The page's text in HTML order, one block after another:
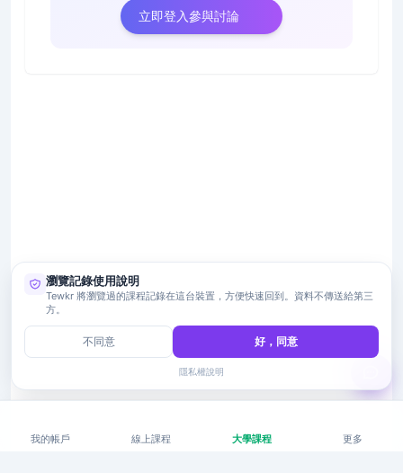
立即登入參與討論
我的帳戶 線上課程 大學課程 更多
瀏覽記錄使用說明
Tewkr 將瀏覽過的課程記錄在這台裝置，方便快速回到。資料不傳送給第三
方。
不同意 好，同意
隱私權說明